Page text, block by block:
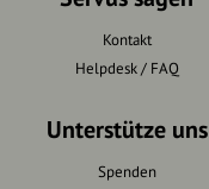
Kontakt
Helpdesk / FAQ
Unterstütze uns
Spenden